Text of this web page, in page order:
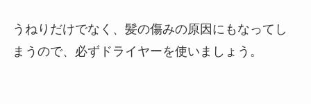
うねりだけでなく、髪の傷みの原因にもなってし
まうので、必ずドライヤーを使いましょう。